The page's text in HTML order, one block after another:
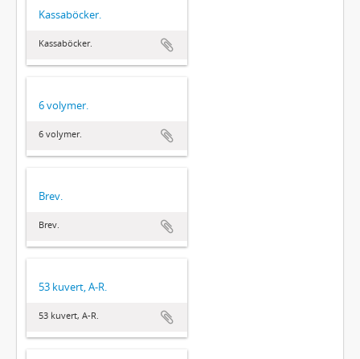
Kassaböcker.
Kassaböcker.
6 volymer.
6 volymer.
Brev.
Brev.
53 kuvert, A-R.
53 kuvert, A-R.